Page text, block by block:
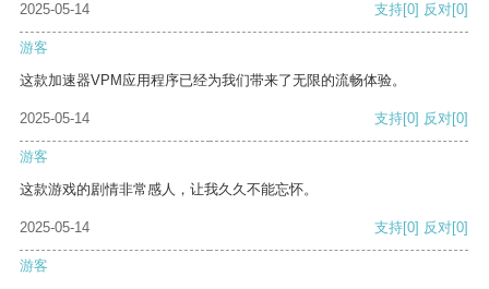
2025-05-14 支持[0] 反对[0]
游客
这款加速器VPM应用程序已经为我们带来了无限的流畅体验。
2025-05-14 支持[0] 反对[0]
游客
这款游戏的剧情非常感人，让我久久不能忘怀。
2025-05-14 支持[0] 反对[0]
游客